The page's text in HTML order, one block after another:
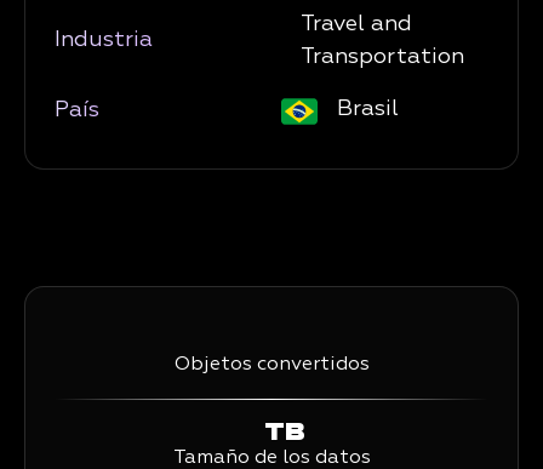
Industria
Travel and
Transportation
País Brasil
Objetos convertidos
TB
Tamaño de los datos